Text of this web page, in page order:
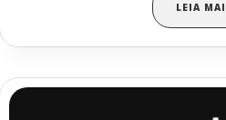
LEIA